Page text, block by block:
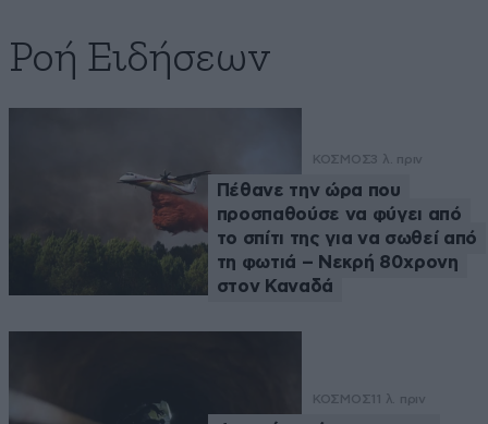
Ροή Ειδήσεων
ΚΟΣΜΟΣ3 λ. πριν
Πέθανε την ώρα που
προσπαθούσε να φύγει από
το σπίτι της για να σωθεί από
τη φωτιά – Νεκρή 80χρονη
στον Καναδά
ΚΟΣΜΟΣ 11 λ. πριν